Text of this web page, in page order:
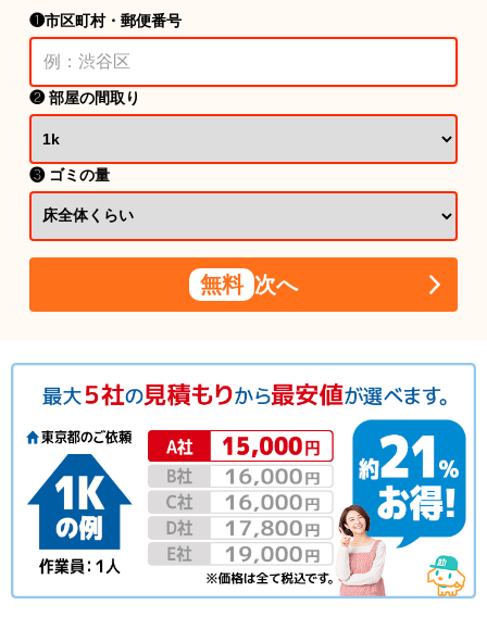
❶市区町村・郵便番号
❷ 部屋の間取り
❸ ゴミの量
無料 次へ